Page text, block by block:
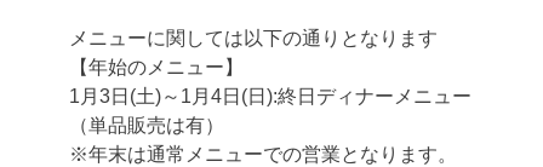
メニューに関しては以下の通りとなります
【年始のメニュー】
1月3日(土)～1月4日(日):終日ディナーメニュー
（単品販売は有）
※年末は通常メニューでの営業となります。